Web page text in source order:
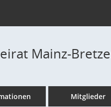
Mainz-
Mitglieder